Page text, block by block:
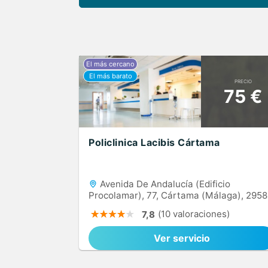
PRECIO
75 €
Policlinica Lacibis Cártama
Avenida De Andalucía (Edificio
Procolamar), 77, Cártama (Málaga),
7,8 (10 valoraciones)
Ver servicio